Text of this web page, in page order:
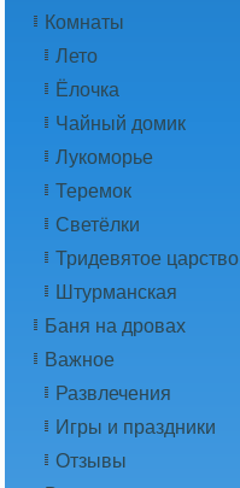
Комнаты
Лето
Ёлочка
Чайный домик
Лукоморье
Теремок
Светёлки
Тридевятое царство
Штурманская
Баня на дровах
Важное
Развлечения
Игры и праздники
Отзывы